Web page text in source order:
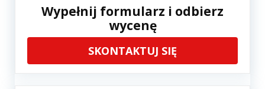
Wypełnij formularz i odbierz
wycenę
SKONTAKTUJ SIĘ